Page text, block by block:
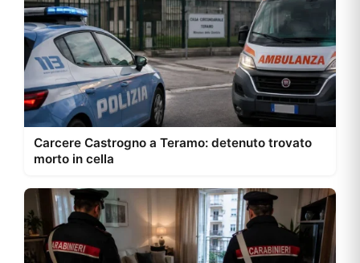
Carcere Castrogno a Teramo: detenuto trovato
morto in cella